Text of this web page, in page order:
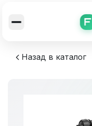
F
Назад в каталог